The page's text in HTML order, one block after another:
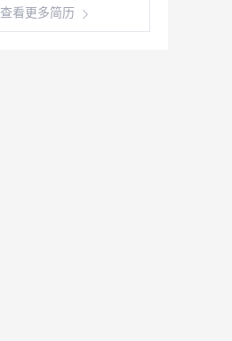
查看更多简历